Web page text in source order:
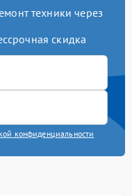
техники через
скидка
конфиденциальности